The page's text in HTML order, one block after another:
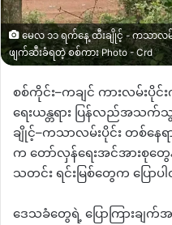
မေလ ၁၁ ရက်နေ့ ထီးချိုင့် - ကသာလမ်
ဖျက်ဆီးခံရတဲ့ စစ်ကား Photo - Crd
စစ်ကိုင်း–ကချင် ကားလမ်းပိုင်
ရေးယန္တရား ပြန်လည်အသက်သွ
ချိုင့်–ကသာလမ်းပိုင်း တစ်နေရ
က တော်လှန်ရေးအင်အားစုတွ
သတင်း ရင်းမြစ်တွေက ပြောပ
ဒေသခံတွေရဲ့ ပြောကြားချက်